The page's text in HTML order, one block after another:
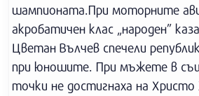
шампионата.При моторните
акробатичен клас „народен”
Цветан Вълчев спечели
при юношите. При мъжете в
точки не достигнаха на